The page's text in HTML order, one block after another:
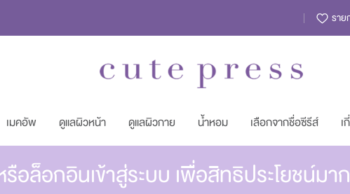
ราย
เมคอัพ ดูแลผิวหน้า ดูแลผิวกาย น้ำหอม เลือกจากชื่อซีรีส์
รือล็อกอินเข้าสู่ระบบ เพื่อสิทธิประโยชน์